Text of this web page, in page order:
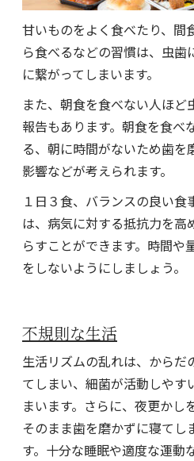
甘いものをよく食べたり、間
ら食べるなどの習慣は、虫
に繋がってしまいます。
また、朝食を食べない人ほど
報告もあります。朝食を食べ
る、朝に時間がないため歯を
影響などが考えられます。
１日３食、バランスの良い食
は、病気に対する抵抗力を高
らすことができます。時間や
をしないようにしましょう。
不規則な生活
生活リズムの乱れは、からだ
てしまい、細菌が活動しやす
まいます。さらに、夜更かし
そのまま歯を磨かずに寝てし
す。十分な睡眠や適度な運動